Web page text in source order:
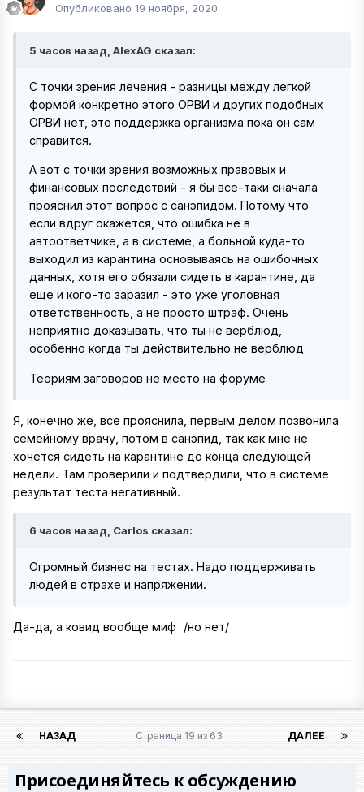
Опубликовано 19 ноября, 2020
5 часов назад, AlexAG сказал:
С точки зрения лечения - разницы между легкой
формой конкретно этого ОРВИ и других подобных
ОРВИ нет, это поддержка организма пока он сам
справится.
А вот с точки зрения возможных правовых и
финансовых последствий - я бы все-таки сначала
прояснил этот вопрос с санэпидом. Потому что
если вдруг окажется, что ошибка не в
автоответчике, а в системе, а больной куда-то
выходил из карантина основываясь на ошибочных
данных, хотя его обязали сидеть в карантине, да
еще и кого-то заразил - это уже уголовная
ответственность, а не просто штраф. Очень
неприятно доказывать, что ты не верблюд,
особенно когда ты действительно не верблюд
Теориям заговоров не место на форуме
Я, конечно же, все прояснила, первым делом позвонила
семейному врачу, потом в санэпид, так как мне не
хочется сидеть на карантине до конца следующей
недели. Там проверили и подтвердили, что в системе
результат теста негативный.
6 часов назад, Carlos сказал:
Огромный бизнес на тестах. Надо поддерживать
людей в страхе и напряжении.
Да-да, а ковид вообще миф /но нет/
НАЗАД ДАЛЕЕ
Страница 19 из 63
Присоединяйтесь к обсуждению